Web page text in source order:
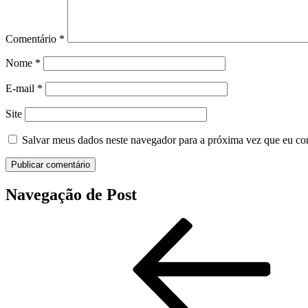
Comentário *
Nome *
E-mail *
Site
Salvar meus dados neste navegador para a próxima vez que eu
Navegação de Post